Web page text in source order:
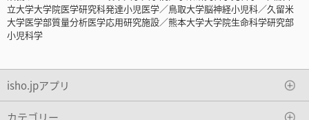
立大学大学院医学研究科発達小児医学／鳥取大学脳神経小児科／久留米
大学医学部質量分析医学応用研究施設／熊本大学大学院生命科学研究部
小児科学
isho.jpアプリ
カテゴリー